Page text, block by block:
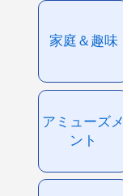
家庭＆趣味
アミューズメ
ント